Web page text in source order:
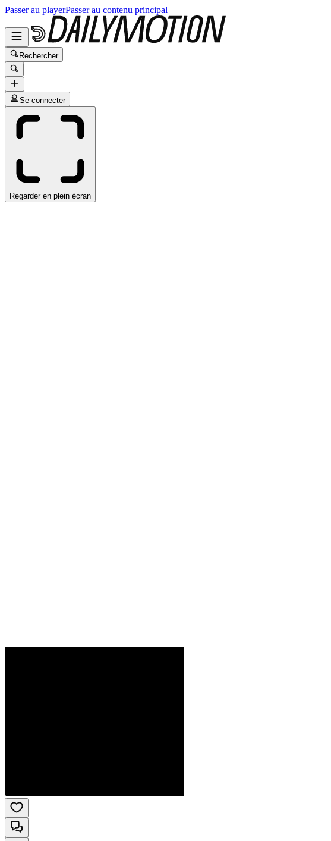
Passer au playerPasser au contenu principal
Rechercher
Se connecter
Regarder en plein écran